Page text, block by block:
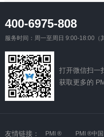
400-6975-808
服务时间：周一至周日 9:00-18:00（
打开微信扫一
获取更多的
友情链接： PMI ® PMI ®中国